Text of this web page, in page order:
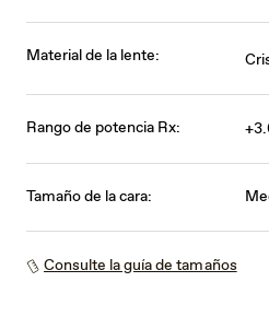
Material de la lente:
Rango de potencia Rx:
Tamaño de la cara:
Consulte la guía de tamaños